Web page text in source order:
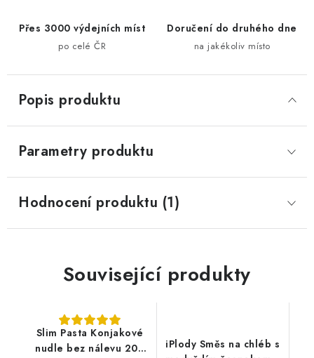
Přes 3000 výdejních míst
po celé ČR
Doručení do druhého dne
na jakékoliv místo
Popis produktu
Parametry produktu
Hodnocení produktu (1)
Související produkty
Slim Pasta Konjakové
nudle bez nálevu 200
iPlody Směs na chléb s